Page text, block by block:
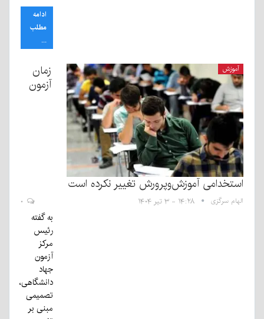
ادامه
مطلب
...
آموزش
زمان
آزمون
استخدامی آموزش‌وپرورش تغییر نکرده است
الهام سرگزی ۱۴:۲۸ - ۳ تیر ۱۴۰۴
به گفته
رئیس
مرکز
آزمون
جهاد
دانشگاهی،
تصمیمی
مبنی بر